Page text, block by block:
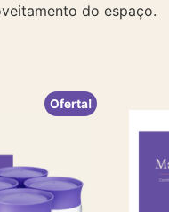
do espaço.
Oferta!